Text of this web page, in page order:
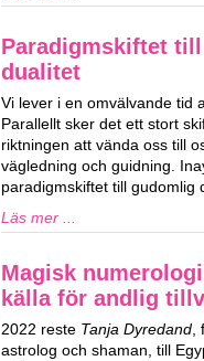
Paradigmskiftet
dualitet
Vi lever i en omvälvande tid
Parallellt sker det ett stort
riktningen att vända oss till
vägledning och guidning.
paradigmskiftet till gudomlig
Läs mer ...
Magisk
källa för andlig
2022 reste Tanja Dyredand
astrolog och shaman, till